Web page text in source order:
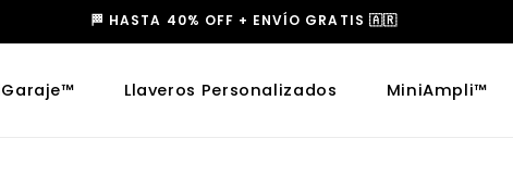
🏁 HASTA 40% OFF + ENVÍO GRATIS 🇦🇷
Llaveros Personalizados MiniAmpli™